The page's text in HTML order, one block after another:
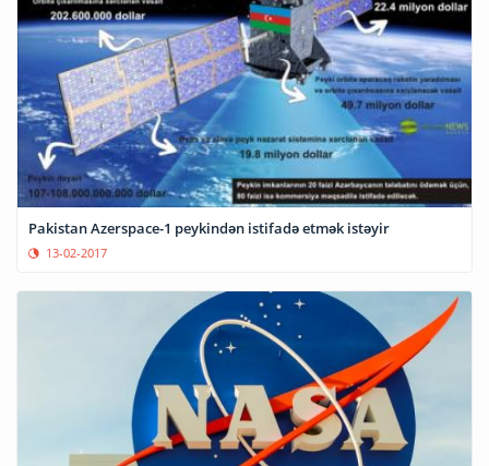
Pakistan Azerspace-1 peykindən istifadə etmək istəyir
13-02-2017